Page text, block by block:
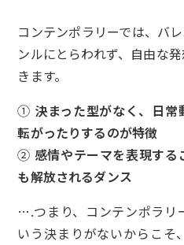
コンテンポラリーでは、バ
ンルにとらわれず、自由な
きます。
① 決まった型がなく、日
転がったりするのが特徴
② 感情やテーマを表現す
も解放されるダンス
….つまり、コンテンポラリ
いう決まりがないからこそ